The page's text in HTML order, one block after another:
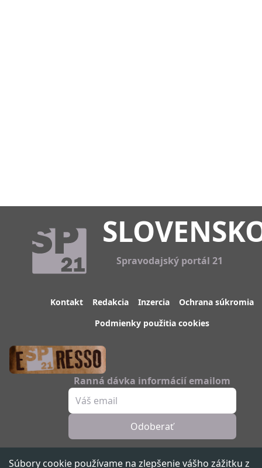
Súbory cookie používame na zlepšenie vášho zážitku z
Spravodajský portál 21
Kontakt Redakcia Inzercia
Ochrana súkromia
Podmienky použitia cookies
Ranná dávka informácií emailom
Odoberať